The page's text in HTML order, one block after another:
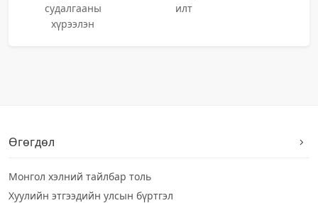
судалгааны
хүрээлэн
илт
Өгөгдөл
Монгол хэлний тайлбар толь
Хуулийн этгээдийн улсын бүртгэл